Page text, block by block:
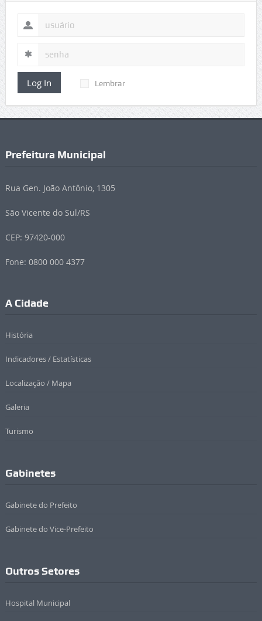
Log In Lembrar
Prefeitura Municipal
Rua Gen. João Antônio, 1305
São Vicente do Sul/RS
CEP: 97420-000
Fone: 0800 000 4377
A Cidade
História
Indicadores / Estatísticas
Localização / Mapa
Galeria
Turismo
Gabinetes
Gabinete do Prefeito
Gabinete do Vice-Prefeito
Outros Setores
Hospital Municipal